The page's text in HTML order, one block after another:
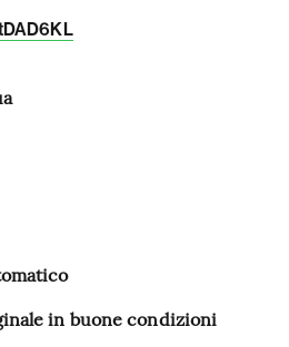
in buone condizioni